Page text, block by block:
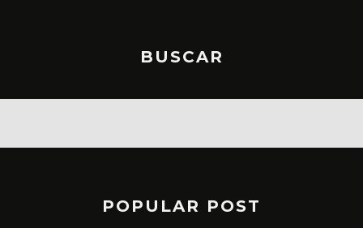
BUSCAR
POPULAR POST